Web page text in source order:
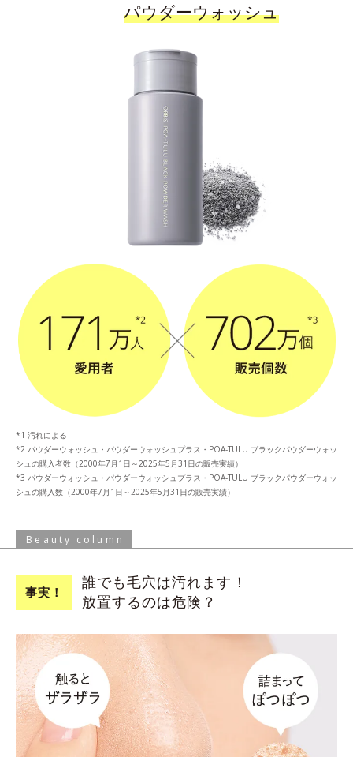
パウダーウォッシュ
汚れによる
パウダーウォッシュ・パウダーウォッシュプラス・POA-TULU ブラックパウダーウォッ
シュの購入者数（2000年7月1日～2025年5月31日の販売実績）
パウダーウォッシュ・パウダーウォッシュプラス・POA-TULU ブラックパウダーウォッ
シュの購入数（2000年7月1日～2025年5月31日の販売実績）
Beauty column
事実！
誰でも毛穴は汚れます！
放置するのは危険？